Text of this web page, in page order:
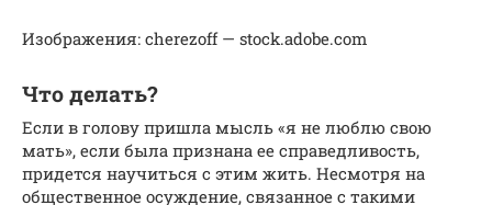
Изображения: cherezoff — stock.adobe.com
Что делать?
Если в голову пришла мысль «я не люблю свою
мать», если была признана ее справедливость,
придется научиться с этим жить. Несмотря на
общественное осуждение, связанное с такими